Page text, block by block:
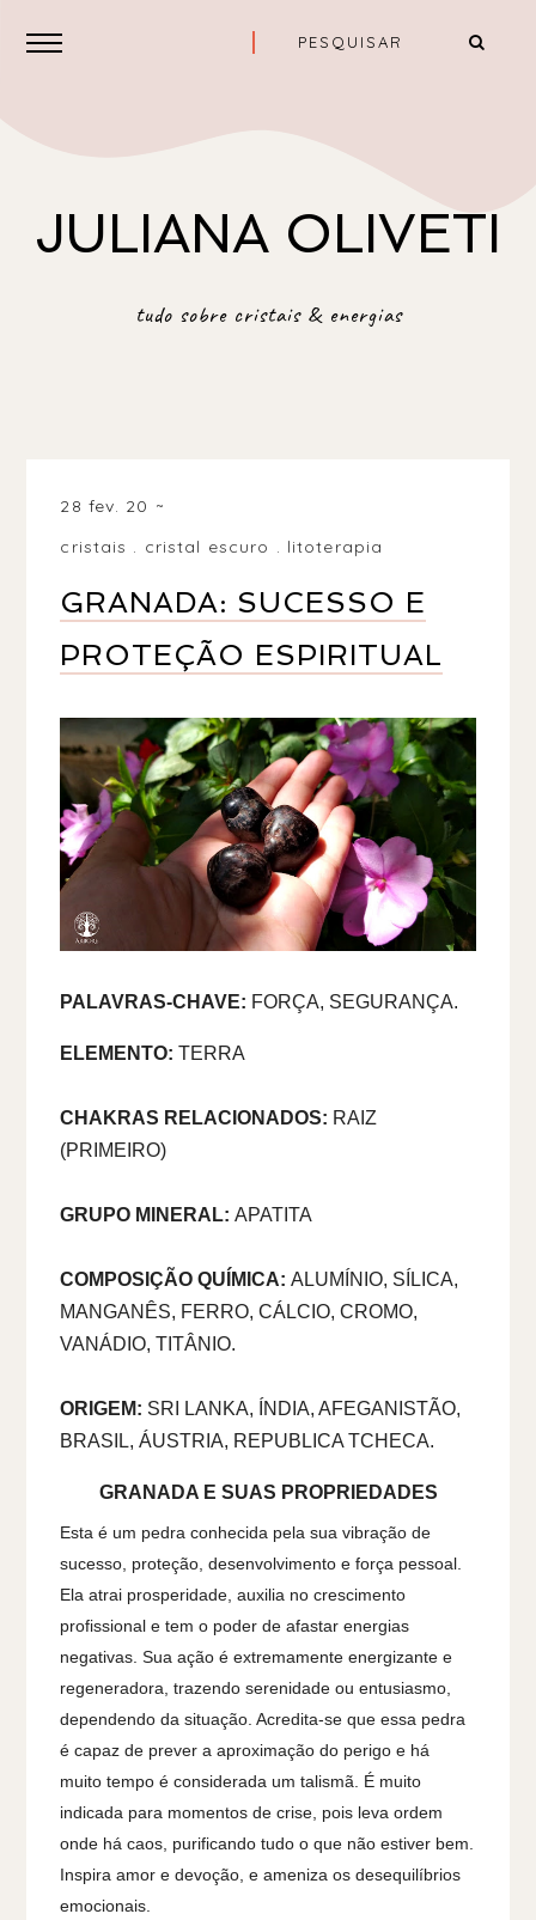
JULIANA OLIVETI
tudo sobre cristais & energias
28 fev. 20
cristais . cristal escuro . litoterapia
GRANADA: SUCESSO E
PROTEÇÃO ESPIRITUAL
PALAVRAS-CHAVE: FORÇA, SEGURANÇA.
ELEMENTO:TERRA
CHAKRAS RELACIONADOS: RAIZ
(PRIMEIRO)
GRUPO MINERAL: APATITA
COMPOSIÇÃO QUÍMICA:ALUMÍNIO, SÍLICA,
MANGANÊS, FERRO, CÁLCIO, CROMO,
VANÁDIO, TITÂNIO.
ORIGEM: SRI LANKA, ÍNDIA, AFEGANISTÃO,
BRASIL, ÁUSTRIA, REPUBLICA TCHECA.
GRANADA E SUAS PROPRIEDADES
Esta é um pedra conhecida pela sua vibração de
sucesso, proteção, desenvolvimento e força pessoal.
Ela atrai prosperidade, auxilia no crescimento
profissional e tem o poder de afastar energias
negativas. Sua ação é extremamente energizante e
regeneradora, trazendo serenidade ou entusiasmo,
dependendo da situação. Acredita-se que essa pedra
é capaz de prever a aproximação do perigo e há
muito tempo é considerada um talismã. É muito
indicada para momentos de crise, pois leva ordem
onde há caos, purificando tudo o que não estiver bem.
Inspira amor e devoção, e ameniza os desequilíbrios
emocionais.